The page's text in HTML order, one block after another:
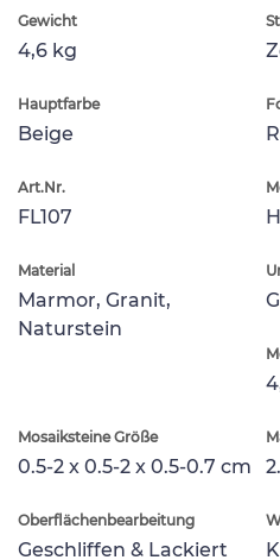
Gewicht
4,6 kg
Hauptfarbe
Beige
Art.Nr.
FL107
Material
Marmor, Granit,
Naturstein
Mosaiksteine Größe
0.5-2 x 0.5-2 x 0.5-0.7 cm
Oberflächenbearbeitung
Geschliffen & Lackiert